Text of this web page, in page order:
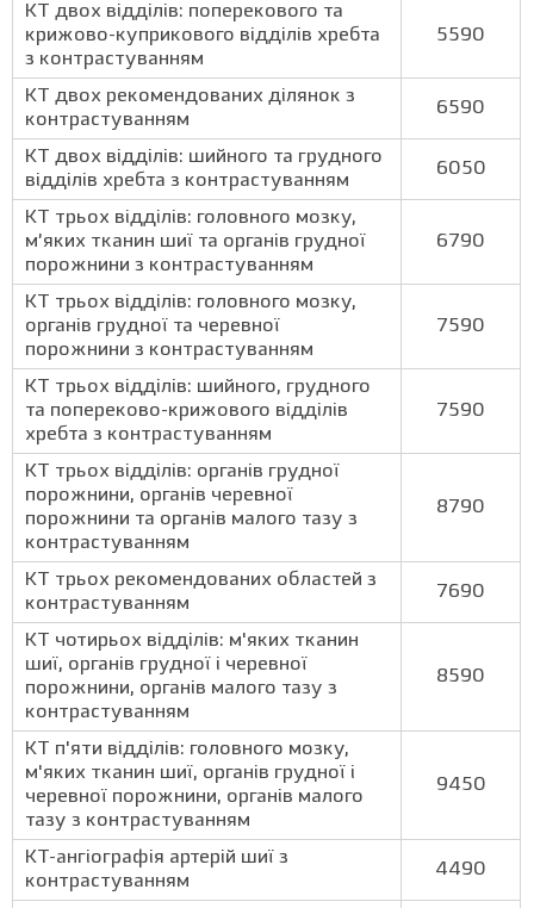
КТ двох відділів: поперекового та
крижово-куприкового відділів хребта
з контрастуванням
5590
КТ двох рекомендованих ділянок з
контрастуванням
6590
КТ двох відділів: шийного та грудного
відділів хребта з контрастуванням
6050
КТ трьох відділів: головного мозку,
м’яких тканин шиї та органів грудної
порожнини з контрастуванням
6790
КТ трьох відділів: головного мозку,
органів грудної та черевної
порожнини з контрастуванням
7590
КТ трьох відділів: шийного, грудного
та попереково-крижового відділів
хребта з контрастуванням
7590
КТ трьох відділів: органів грудної
порожнини, органів черевної
порожнини та органів малого тазу з
контрастуванням
8790
КТ трьох рекомендованих областей з
контрастуванням
7690
КТ чотирьох відділів: м'яких тканин
шиї, органів грудної і черевної
порожнини, органів малого тазу з
контрастуванням
8590
КТ п'яти відділів: головного мозку,
м'яких тканин шиї, органів грудної і
черевної порожнини, органів малого
тазу з контрастуванням
9450
КТ-ангіографія артерій шиї з
контрастуванням
4490